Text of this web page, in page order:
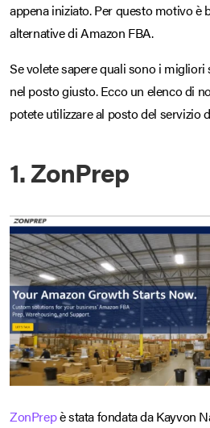
appena iniziato. Per questo motivo è
alternative di Amazon FBA.
Se volete sapere quali sono i
nel posto giusto. Ecco un elenco di
potete utilizzare al posto del servizio
1. ZonPrep
ZonPrepè stata fondata da Kayvon